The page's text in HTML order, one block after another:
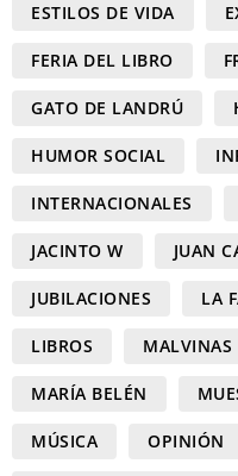
ESTILOS DE VIDA
FERIA DEL LIBRO
GATO DE LANDRÚ
HUMOR SOCIAL
INTERNACIONALES
JACINTO W JUAN
JUBILACIONES LA
LIBROS MALVINAS
MARÍA BELÉN
MÚSICA OPINIÓN